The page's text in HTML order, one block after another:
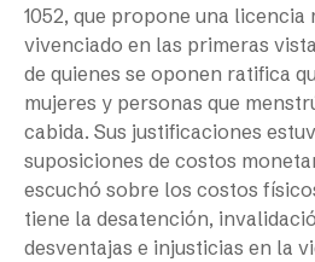
1052, que propone una licencia
vivenciado en las primeras
de quienes se oponen ratifica
mujeres y personas que
cabida. Sus justificaciones
suposiciones de costos
escuchó sobre los costos
tiene la desatención,
desventajas e injusticias en la